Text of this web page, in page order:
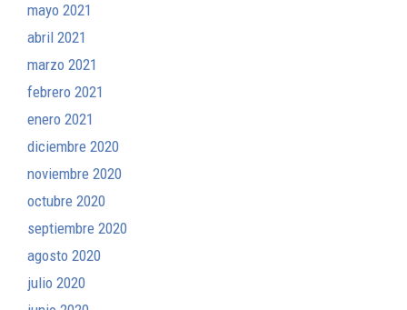
mayo 2021
abril 2021
marzo 2021
febrero 2021
enero 2021
diciembre 2020
noviembre 2020
octubre 2020
septiembre 2020
agosto 2020
julio 2020